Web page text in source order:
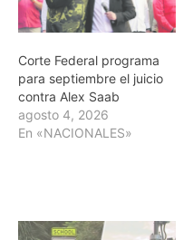
Corte Federal programa
para septiembre el juicio
contra Alex Saab
agosto 4, 2026
En «NACIONALES»